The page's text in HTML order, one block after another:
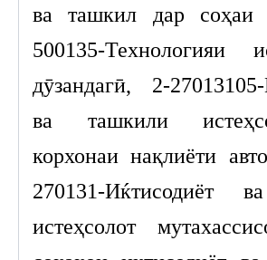
ва ташкил дар соҳаи
500135-Технологияи
дӯзандагӣ, 2-
ва ташкили
корхонаи нақлиёти
270131-Иќтисодиёт
истеҳсолот